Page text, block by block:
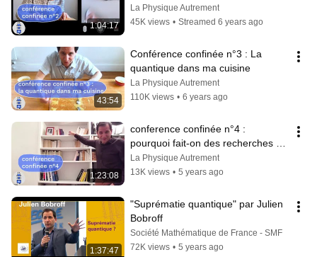
1:04:17
La Physique Autrement
45K views • Streamed 6 years ago
43:54
Conférence confinée n°3 : La
quantique dans ma cuisine
La Physique Autrement
110K views • 6 years ago
1:23:08
conference confinée n°4 :
pourquoi fait-on des recherches en
quantiques ?
La Physique Autrement
13K views • 5 years ago
1:37:47
"Suprématie quantique" par Julien
Bobroff
Société Mathématique de France - SMF
72K views • 5 years ago